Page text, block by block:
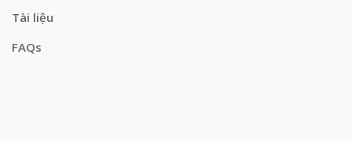
Tài liệu
FAQs